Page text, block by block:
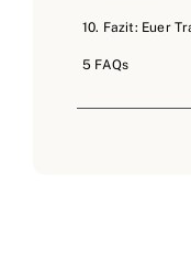
5 FAQs